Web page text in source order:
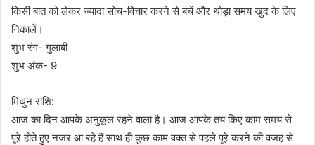
किसी बात को लेकर ज्यादा सोच-विचार करने से बचें और थोड़ा समय खुद के लिए
निकालें।
शुभ रंग- गुलाबी
शुभ अंक- 9
मिथुन राशि:
आज का दिन आपके अनुकूल रहने वाला है। आज आपके तय किए काम समय से
पूरे होते हुए नजर आ रहे हैं साथ ही कुछ काम वक्त से पहले पूरे करने की वजह से